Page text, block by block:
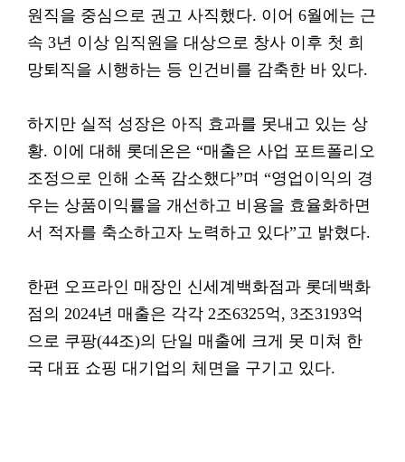
원직을 중심으로 권고 사직했다. 이어 6월에는 근
속 3년 이상 임직원을 대상으로 창사 이후 첫 희
망퇴직을 시행하는 등 인건비를 감축한 바 있다.
하지만 실적 성장은 아직 효과를 못내고 있는 상
황. 이에 대해 롯데온은 “매출은 사업 포트폴리오
조정으로 인해 소폭 감소했다”며 “영업이익의 경
우는 상품이익률을 개선하고 비용을 효율화하면
서 적자를 축소하고자 노력하고 있다”고 밝혔다.
한편 오프라인 매장인 신세계백화점과 롯데백화
점의 2024년 매출은 각각 2조6325억, 3조3193억
으로 쿠팡(44조)의 단일 매출에 크게 못 미쳐 한
국 대표 쇼핑 대기업의 체면을 구기고 있다.